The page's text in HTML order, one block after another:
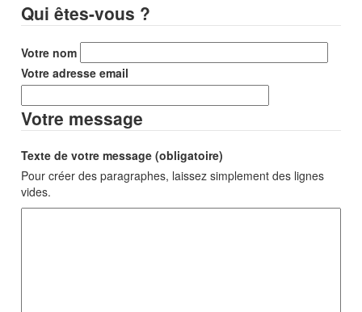
Qui êtes-vous ?
Votre nom
Votre adresse email
Votre message
Texte de votre message (obligatoire)
Pour créer des paragraphes, laissez simplement des lignes
vides.